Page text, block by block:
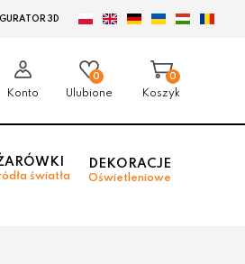
3D
Konto
0
Ulubione
0
Koszyk
światła
DEKORACJE
Oświetleniowe